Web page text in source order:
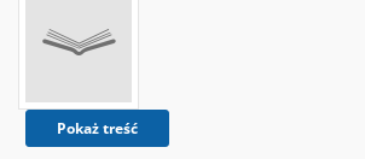
Pokaż treść